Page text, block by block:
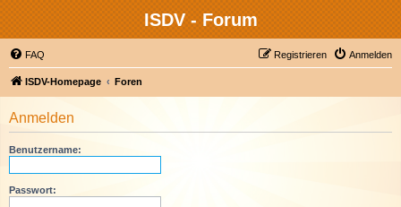
ISDV - Forum
FAQ Anmelden
Registrieren
ISDV-Homepage Foren
Anmelden
Benutzername:
Passwort: